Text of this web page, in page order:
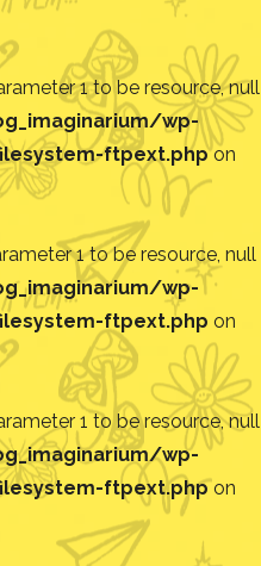
1 to be resource, null
wp-
ftpext.phpon
1 to be resource, null
wp-
ftpext.php on
1 to be resource, null
wp-
ftpext.phpon